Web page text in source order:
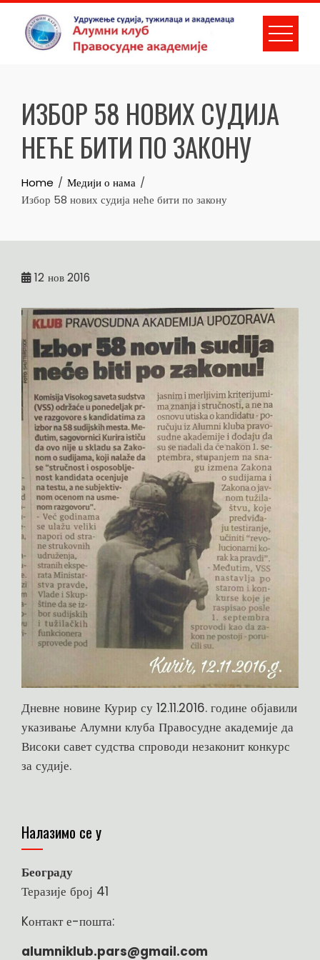
Skip
content
ИЗБОР 58 НОВИХ СУДИЈА
НЕЋЕ БИТИ ПО ЗАКОНУ
Home
Медији о нама
Избор 58 нових судија неће бити по закону
12 нов 2016
Дневне новине Курир су 12.11.2016. године објавили
указивање Алумни клуба Правосудне академије да
Високи савет судства спроводи незаконит конкурс
за судије.
Налазимо се у
Београду
Теразије број 41
Kонтакт е-пошта:
alumniklub.pars@gmail.com